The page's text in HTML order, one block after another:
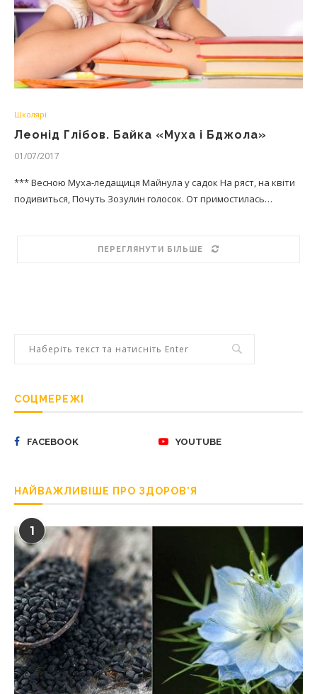
Школярі
Леонід Глібов. Байка «Муха і Бджола»
01/07/2017
*** Весною Муха-ледащиця Майнула у садок На ряст, на квіти
подивиться, Почуть Зозулин голосок. От примостилась…
ПЕРЕГЛЯНУТИ БІЛЬШЕ
СОЦМЕРЕЖІ
FACEBOOK YOUTUBE
НАЙВАЖЛИВІШЕ ПРО ЗДОРОВ’Я
1